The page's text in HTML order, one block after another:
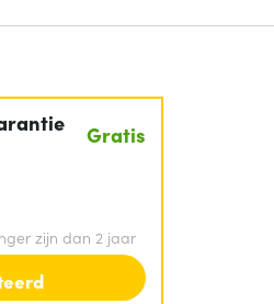
Gratis
zijn dan 2 jaar